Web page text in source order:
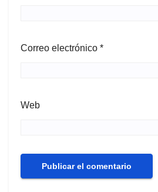
Correo electrónico *
Web